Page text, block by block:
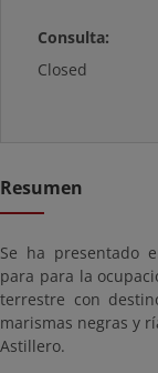
Consulta:
Closed
Resumen
Se ha presentado
para para la
terrestre con
marismas negras y
Astillero.